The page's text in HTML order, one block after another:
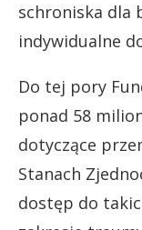
schroniska dla
indywidualne
Do tej pory
ponad 58
dotyczące
Stanach
dostęp do